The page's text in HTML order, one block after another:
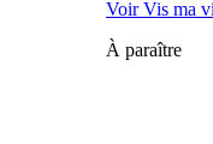
Voir Vis ma
À paraître